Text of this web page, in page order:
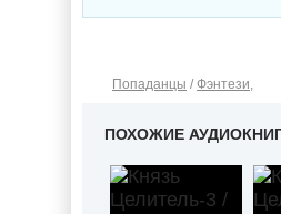
Попаданцы / Фэнтези,
ПОХОЖИЕ